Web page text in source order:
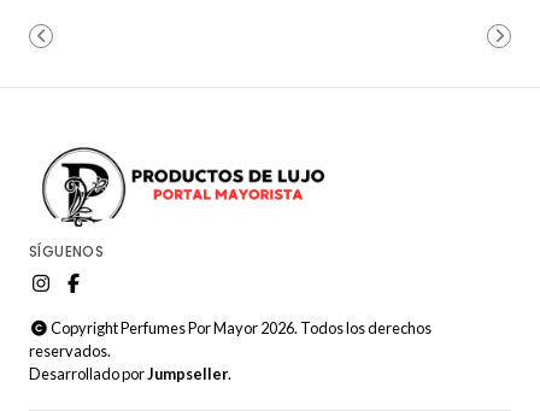
SÍGUENOS
Copyright Perfumes Por Mayor 2026. Todos los derechos
reservados.
Desarrollado porJumpseller.